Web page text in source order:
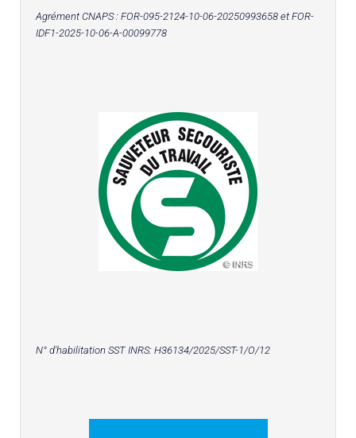
Agrément CNAPS : FOR-095-2124-10-06-20250993658 et FOR-
IDF1-2025-10-06-A-00099778
N° d'habilitation SST INRS: H36134/2025/SST-1/O/12